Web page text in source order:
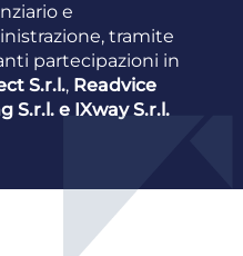
e
tramite
partecipazioni in
S.r.l., Readvice
S.r.l. e IXway S.r.l.